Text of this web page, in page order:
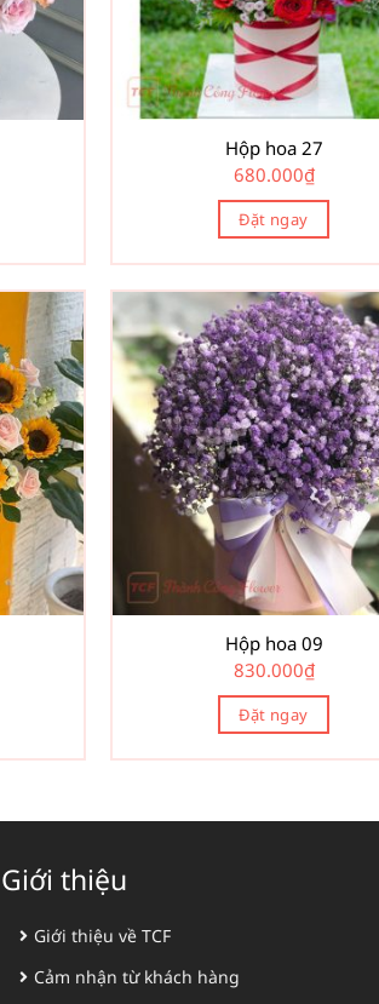
Hộp hoa 27
680.000₫
Đặt ngay
Hộp hoa 09
830.000₫
Đặt ngay
Giới thiệu
Giới thiệu về TCF
Cảm nhận từ khách hàng